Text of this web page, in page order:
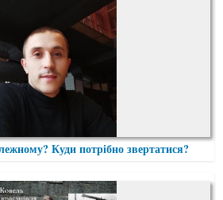
Куди потрібно звертатися?